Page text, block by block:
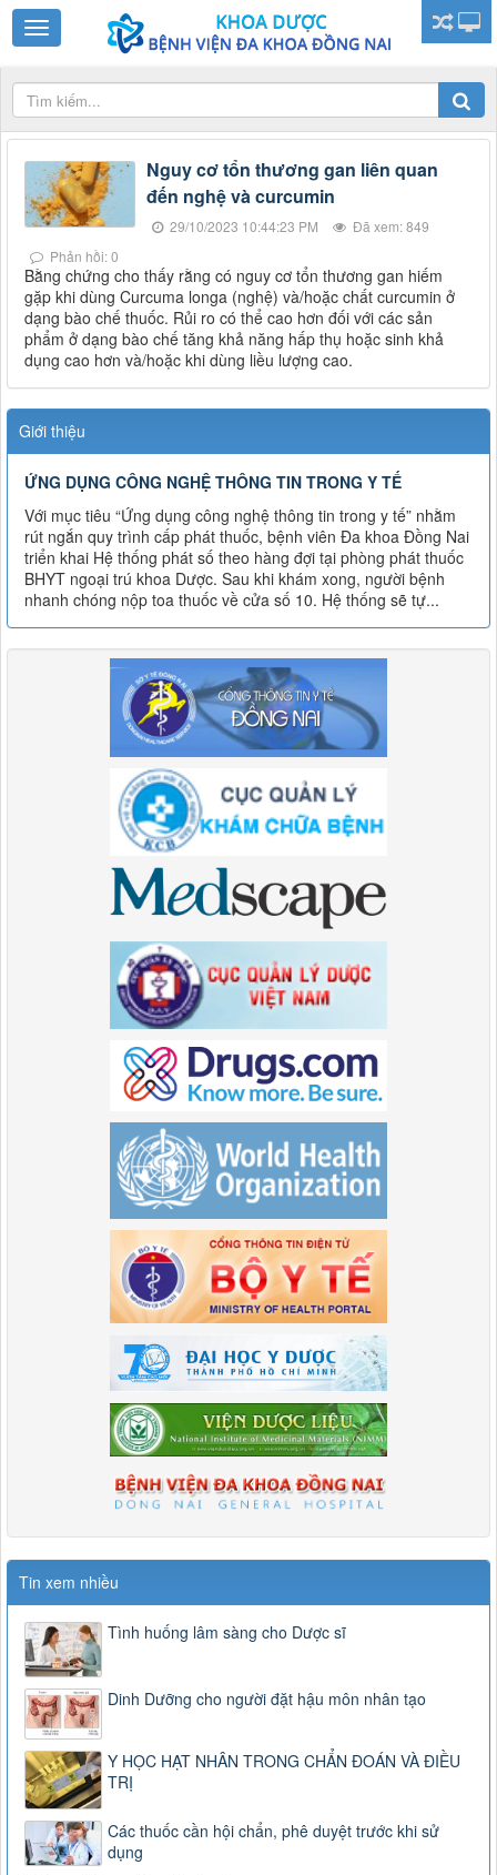
Nguy cơ tổn thương gan liên quan
đến nghệ và curcumin
29/10/2023 10:44:23 PM
Đã xem: 849
Phản hồi: 0
Bằng chứng cho thấy rằng có nguy cơ tổn thương gan hiếm
gặp khi dùng Curcuma longa (nghệ) và/hoặc chất curcumin ở
dạng bào chế thuốc. Rủi ro có thể cao hơn đối với các sản
phẩm ở dạng bào chế tăng khả năng hấp thụ hoặc sinh khả
dụng cao hơn và/hoặc khi dùng liều lượng cao.
Giới thiệu
ỨNG DỤNG CÔNG NGHỆ THÔNG TIN TRONG Y TẾ
Với mục tiêu “Ứng dụng công nghệ thông tin trong y tế” nhằm
rút ngắn quy trình cấp phát thuốc, bệnh viên Đa khoa Đồng Nai
triển khai Hệ thống phát số theo hàng đợi tại phòng phát thuốc
BHYT ngoại trú khoa Dược. Sau khi khám xong, người bệnh
nhanh chóng nộp toa thuốc về cửa số 10. Hệ thống sẽ tự...
Tin xem nhiều
Tình huống lâm sàng cho Dược sĩ
Dinh Dưỡng cho người đặt hậu môn nhân tạo
Y HỌC HẠT NHÂN TRONG CHẨN ĐOÁN VÀ ĐIỀU
TRỊ
Các thuốc cần hội chẩn, phê duyệt trước khi sử
dụng